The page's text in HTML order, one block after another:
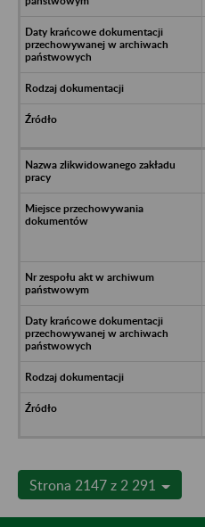
Strona 2147 z 2 291